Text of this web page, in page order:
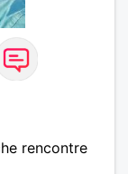
rencontre